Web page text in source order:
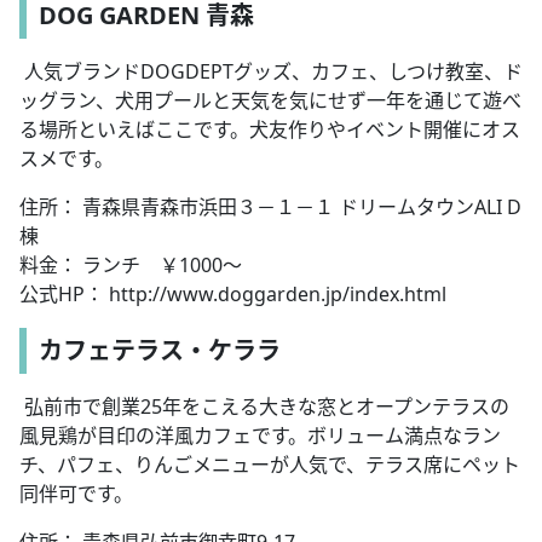
DOG GARDEN 青森
人気ブランドDOGDEPTグッズ、カフェ、しつけ教室、ド
ッグラン、犬用プールと天気を気にせず一年を通じて遊べ
る場所といえばここです。犬友作りやイベント開催にオス
スメです。
住所： 青森県青森市浜田３－１－１ ドリームタウンALI D
棟
料金： ランチ ￥1000～
公式HP： http://www.doggarden.jp/index.html
カフェテラス・ケララ
弘前市で創業25年をこえる大きな窓とオープンテラスの
風見鶏が目印の洋風カフェです。ボリューム満点なラン
チ、パフェ、りんごメニューが人気で、テラス席にペット
同伴可です。